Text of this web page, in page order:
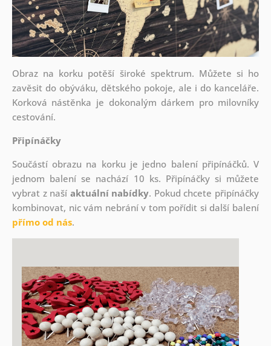
Obraz na korku potěší široké spektrum. Můžete si ho
zavěsit do obýváku, dětského pokoje, ale i do kanceláře.
Korková nástěnka je dokonalým dárkem pro milovníky
cestování.
Připínáčky
Součástí obrazu na korku je jedno balení připínáčků. V
jednom balení se nachází 10 ks. Připínáčky si můžete
vybrat z naší aktuální nabídky. Pokud chcete připínáčky
kombinovat, nic vám nebrání v tom pořídit si další balení
přímo od nás.